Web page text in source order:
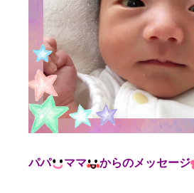
パパ ママ からのメッセージ